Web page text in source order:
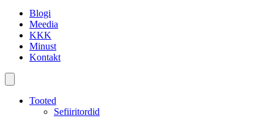
Blogi
Meedia
KKK
Minust
Kontakt
Tooted
Sefiiritordid